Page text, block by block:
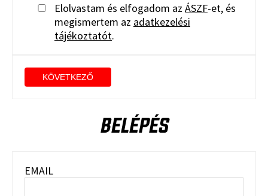
Elolvastam és elfogadom az ÁSZF-et, és
megismertem az adatkezelési
tájékoztatót.
KÖVETKEZŐ
BELÉPÉS
EMAIL